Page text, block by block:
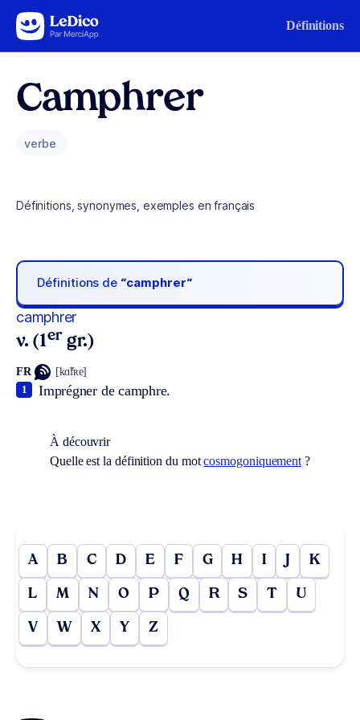
Aller au contenu Définitions
Camphrer
verbe
Définitions, synonymes, exemples en français
Définitions de “camphrer“
camphrer
v. (1er gr.)
FR [kɑ̃fʀe]
Imprégner de camphre.
1
À découvrir
Quelle est la définition du motcosmogoniquement ?
A B C D E F G H I J K
L M N O P Q R S T U
V W X Y Z